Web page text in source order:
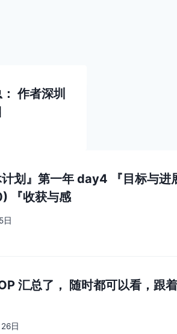
作者深圳
计划』第一年 day4 『目标与进
『收获与感
日
汇总了， 随时都可以看，跟
日